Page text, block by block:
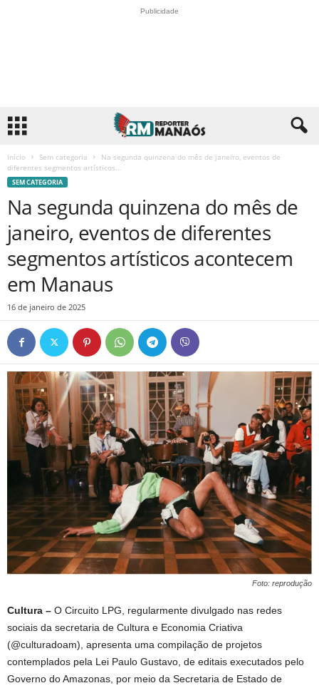
Publicidade
Início Sem categoria
Na segunda quinzena do mês de janeiro, eventos de
diferentes segmentos artísticos...
SEM CATEGORIA
Na segunda quinzena do mês de
janeiro, eventos de diferentes
segmentos artísticos acontecem
em Manaus
16 de janeiro de 2025
Foto: reprodução
Cultura – O Circuito LPG, regularmente divulgado nas redes
sociais da secretaria de Cultura e Economia Criativa
(@culturadoam), apresenta uma compilação de projetos
contemplados pela Lei Paulo Gustavo, de editais executados pelo
Governo do Amazonas, por meio da Secretaria de Estado de